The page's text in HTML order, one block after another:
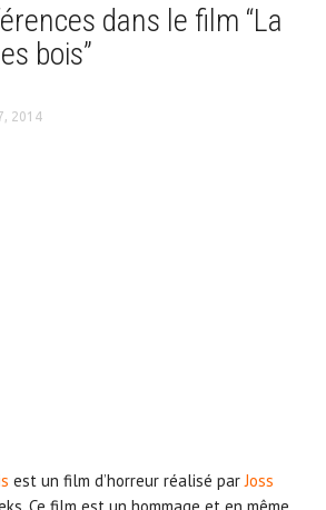
dans le film “La
bois”
2014
est un film d’horreur réalisé par Joss